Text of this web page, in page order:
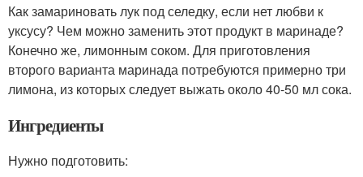
Как замариновать лук под селедку, если нет любви к
уксусу? Чем можно заменить этот продукт в маринаде?
Конечно же, лимонным соком. Для приготовления
второго варианта маринада потребуются примерно три
лимона, из которых следует выжать около 40-50 мл сока.
Ингредиенты
Нужно подготовить: